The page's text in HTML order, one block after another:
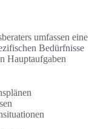
umfassen eine
Bedürfnisse
Hauptaufgaben